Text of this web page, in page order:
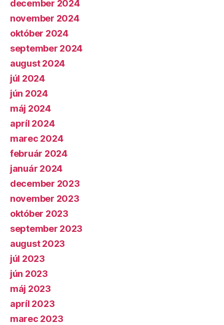
december 2024
november 2024
október 2024
september 2024
august 2024
júl 2024
jún 2024
máj 2024
apríl 2024
marec 2024
február 2024
január 2024
december 2023
november 2023
október 2023
september 2023
august 2023
júl 2023
jún 2023
máj 2023
apríl 2023
marec 2023